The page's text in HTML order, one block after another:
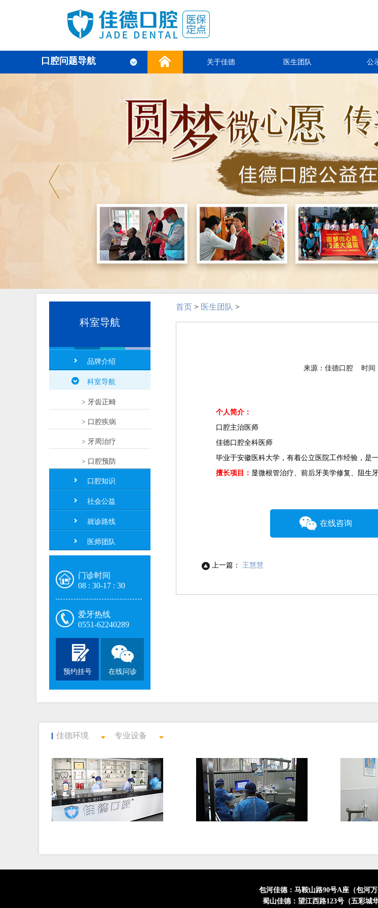
口腔问题导航 关于佳德 医生团队 公
科室导航
品牌介绍
科室导航
> 牙齿正畸
> 口腔疾病
> 牙周治疗
> 口腔预防
口腔知识
社会公益
就诊路线
医师团队
门诊时间
08 : 30-17 : 30
爱牙热线
0551-62240289
预约挂号 在线问诊
首页 > 医生团队 >
来源：佳德口腔 时间
个人简介：
口腔主治医师
佳德口腔全科医师
毕业于安徽医科大学，有着公立医院工作经验，是一
擅长项目： 显微根管治疗、前后牙美学修复、阻生
在线咨询
上一篇： 王慧慧
佳德环境 专业设备
包河佳德：马鞍山路90号A座（包河万
蜀山佳德：望江西路123号（五彩城